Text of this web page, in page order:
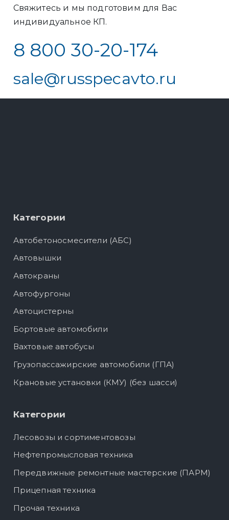
Свяжитесь и мы подготовим для Вас
индивидуальное КП.
8 800 30-20-174
sale@russpecavto.ru
Категории
Автобетоносмесители (АБС)
Автовышки
Автокраны
Автофургоны
Автоцистерны
Бортовые автомобили
Вахтовые автобусы
Грузопассажирские автомобили (ГПА)
Крановые установки (КМУ) (без шасси)
Категории
Лесовозы и сортиментовозы
Нефтепромысловая техника
Передвижные ремонтные мастерские (ПАРМ)
Прицепная техника
Прочая техника